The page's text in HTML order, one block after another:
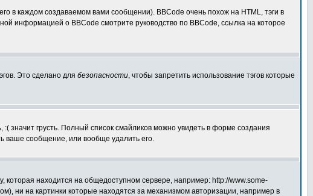
в каждом создаваемом вами сообщении). BBCode очень похож на HTML, тэги в
информацией о BBCode смотрите руководство по BBCode, ссылка на которое
Это сделано для безопасности, чтобы запретить использование тэгов которые
значит грусть. Полный список смайликов можно увидеть в форме создания
ваше сообщение, или вообще удалить его.
которая находится на общедоступном сервере, например: http://www.some-
ни на картинки которые находятся за механизмом авторизации, например в